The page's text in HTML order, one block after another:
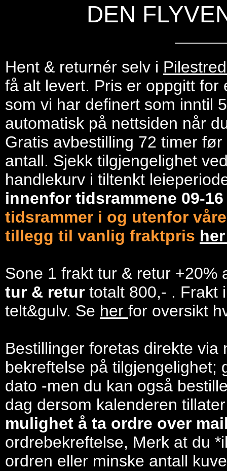
DEN
Hent & returnér selv i
få alt levert. Pris er oppgitt
som vi har definert som inntil
automatisk på nettsiden når
Gratis avbestilling 72 timer
antall. Sjekk tilgjengelighet
handlekurv i tiltenkt
innenfor tidsrammene 09-
tidsrammer i og utenfor
tillegg til vanlig fraktpris
Sone 1 frakt tur & retur +20%
tur & retur totalt 800,- . Frakt
telt&gulv. Se her for oversikt
Bestillinger foretas direkte
bekreftelse på tilgjengelighet;
dato -men du kan også
dag dersom kalenderen
mulighet å ta ordre over
ordrebekreftelse, Merk at du
ordren eller minske antall